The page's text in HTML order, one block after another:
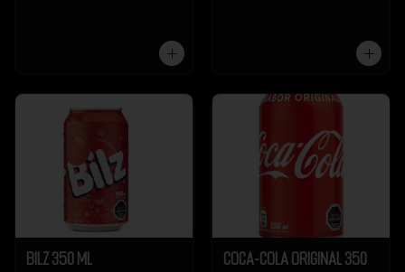
Bilz 350 ml
Coca-Cola Original 350